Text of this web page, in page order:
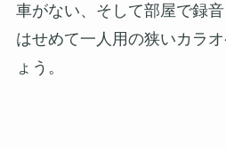
車がない、そして部屋で録
はせめて一人用の狭いカラ
ょう。